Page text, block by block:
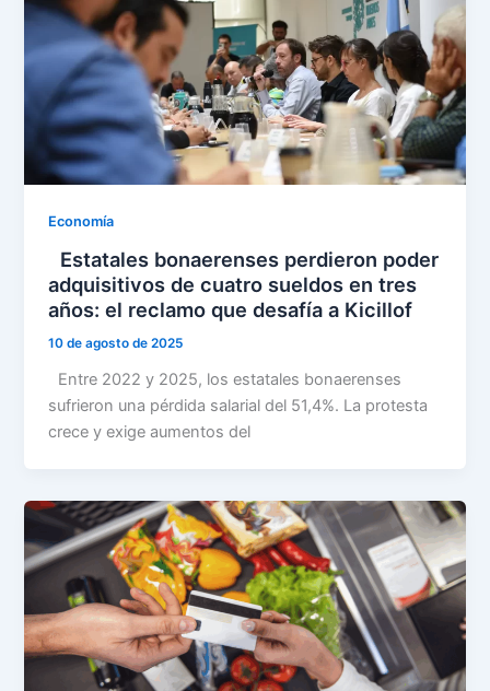
Economía
Estatales bonaerenses perdieron poder
adquisitivos de cuatro sueldos en tres
años: el reclamo que desafía a Kicillof
10 de agosto de 2025
Entre 2022 y 2025, los estatales bonaerenses
sufrieron una pérdida salarial del 51,4%. La protesta
crece y exige aumentos del